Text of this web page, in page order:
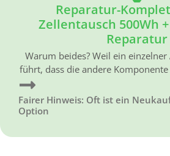
Reparatur-
Zellentausch 500Wh
Reparatur
Warum beides? Weil ein
führt, dass die andere
Fairer Hinweis: Oft ist ein
Option